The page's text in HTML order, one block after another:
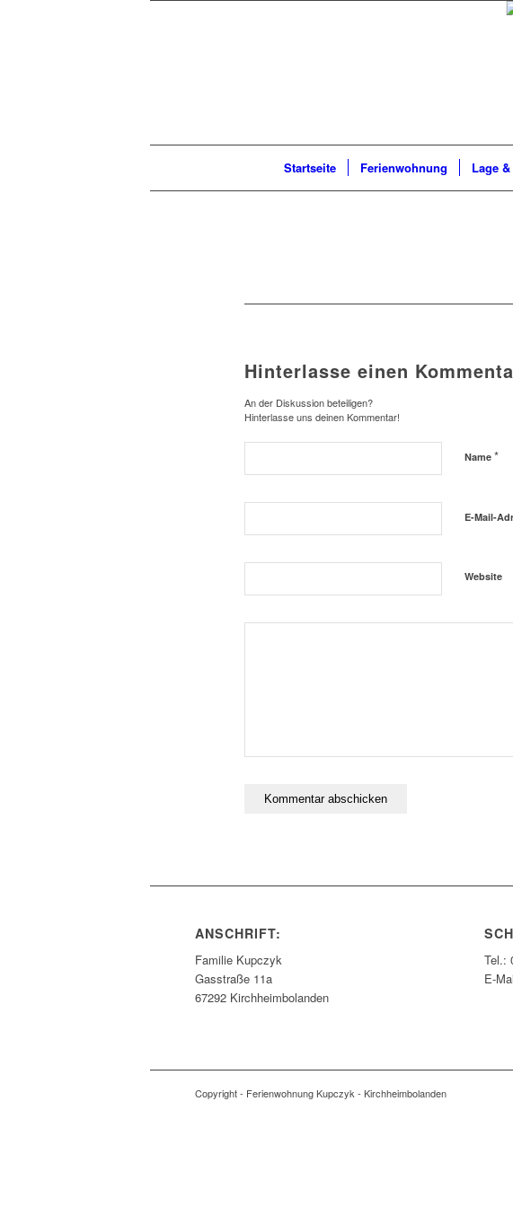
Startseite Ferienwohnung Lage
Hinterlasse einen
An der Diskussion beteiligen?
Hinterlasse uns deinen Kommentar!
Name *
E-Mail-
Website
ANSCHRIFT:
Familie Kupczyk
Gasstraße 11a
67292 Kirchheimbolanden
Tel.:
E-
Copyright - Ferienwohnung Kupczyk - Kirchheimbolanden